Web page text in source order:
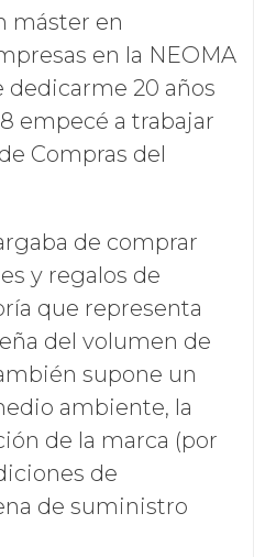
máster en
en la NEOMA
dedicarme 20 años
empecé a trabajar
Compras del
de comprar
y regalos de
que representa
del volumen de
supone un
ambiente, la
de la marca (por
de
de suministro